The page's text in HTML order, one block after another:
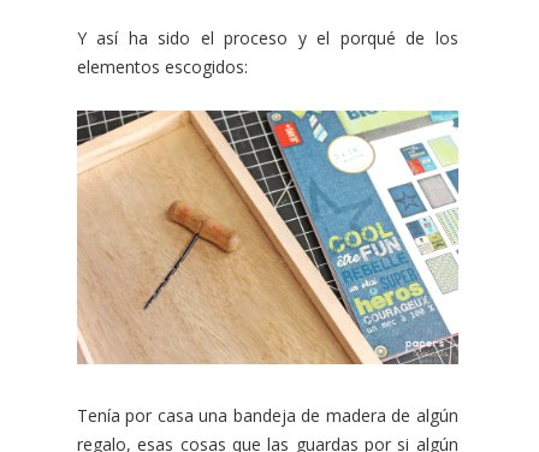
Y así ha sido el proceso y el porqué de los
elementos escogidos:
Tenía por casa una bandeja de madera de algún
regalo, esas cosas que las guardas por si algún